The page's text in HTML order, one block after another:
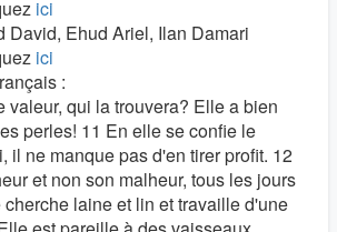
ici
David, Ehud Ariel, Ilan Damari
ici
:
valeur, qui la trouvera? Elle a bien
perles! 11 En elle se confie le
il ne manque pas d'en tirer profit. 12
et non son malheur, tous les jours
laine et lin et travaille d'une